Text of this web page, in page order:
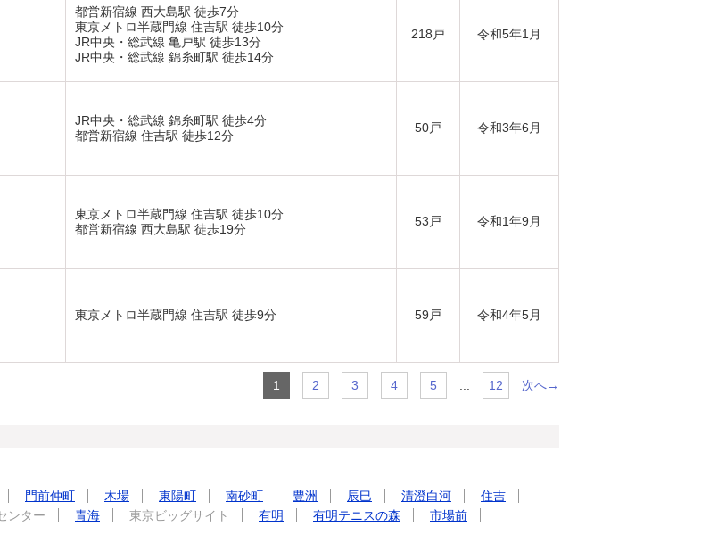
都営新宿線 西大島駅 徒歩7分
東京メトロ半蔵門線 住吉駅 徒歩10分
JR中央・総武線 亀戸駅 徒歩13分
JR中央・総武線 錦糸町駅 徒歩14分
218戸 令和5年1月
JR中央・総武線 錦糸町駅 徒歩4分
都営新宿線 住吉駅 徒歩12分
50戸 令和3年6月
東京メトロ半蔵門線 住吉駅 徒歩10分
都営新宿線 西大島駅 徒歩19分
53戸 令和1年9月
東京メトロ半蔵門線 住吉駅 徒歩9分 59戸 令和4年5月
1 2 3 4 5 12 次へ→
門前仲町 木場 東陽町 南砂町 豊洲 辰巳 清澄白河
住吉
ンター 青海 東京ビッグサイト 有明 有明テニスの森
市場前